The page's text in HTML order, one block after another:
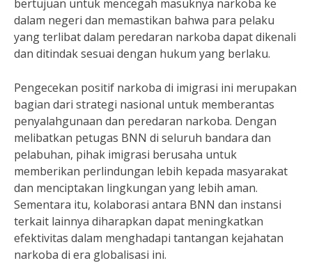
bertujuan untuk mencegah masuknya narkoba ke
dalam negeri dan memastikan bahwa para pelaku
yang terlibat dalam peredaran narkoba dapat dikenali
dan ditindak sesuai dengan hukum yang berlaku.
Pengecekan positif narkoba di imigrasi ini merupakan
bagian dari strategi nasional untuk memberantas
penyalahgunaan dan peredaran narkoba. Dengan
melibatkan petugas BNN di seluruh bandara dan
pelabuhan, pihak imigrasi berusaha untuk
memberikan perlindungan lebih kepada masyarakat
dan menciptakan lingkungan yang lebih aman.
Sementara itu, kolaborasi antara BNN dan instansi
terkait lainnya diharapkan dapat meningkatkan
efektivitas dalam menghadapi tantangan kejahatan
narkoba di era globalisasi ini.